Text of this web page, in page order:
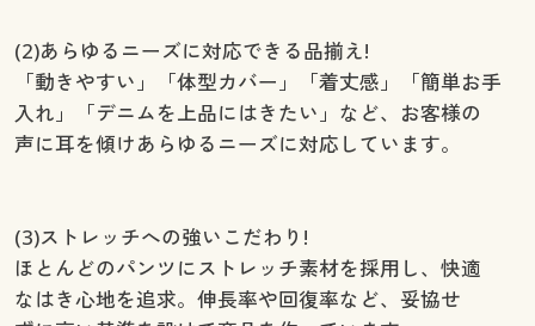
(2)あらゆるニーズに対応できる品揃え!
「動きやすい」「体型カバー」「着丈感」「簡単お手
入れ」「デニムを上品にはきたい」など、お客様の
声に耳を傾けあらゆるニーズに対応しています。
(3)ストレッチへの強いこだわり!
ほとんどのパンツにストレッチ素材を採用し、快適
なはき心地を追求。伸長率や回復率など、妥協せ